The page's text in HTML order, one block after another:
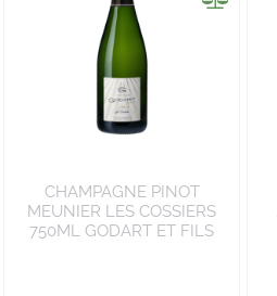
CHAMPAGNE PINOT
MEUNIER LES COSSIERS
750ML GODART ET FILS